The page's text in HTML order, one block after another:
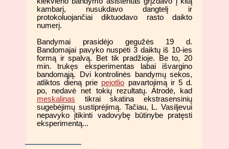
kambarį, nusukdavo dangtelį ir
protokoluojančiai diktuodavo rasto daikto
numerį.
Bandymai prasidėjo gegužės 19 d.
Bandomajai pavyko nuspėti 3 daiktų iš 10-ies
formą ir spalvą. Bet tik pradžioje. Be to, 20
min. trukęs eksperimentas labai išvargino
bandomąją. Dvi kontrolinės bandymų sekos,
atliktos dieną prie pejotlio pavartojimą ir 5 d.
po, nedavė net tokių rezultatų. Atrodė, kad
meskalinas tikrai skatina ekstrasensinių
sugebėjimų sustiprėjimą. Tačiau, L. Vasiljevui
nepavyko įtikinti vadovybę būtinybe pratęsti
eksperimentą...